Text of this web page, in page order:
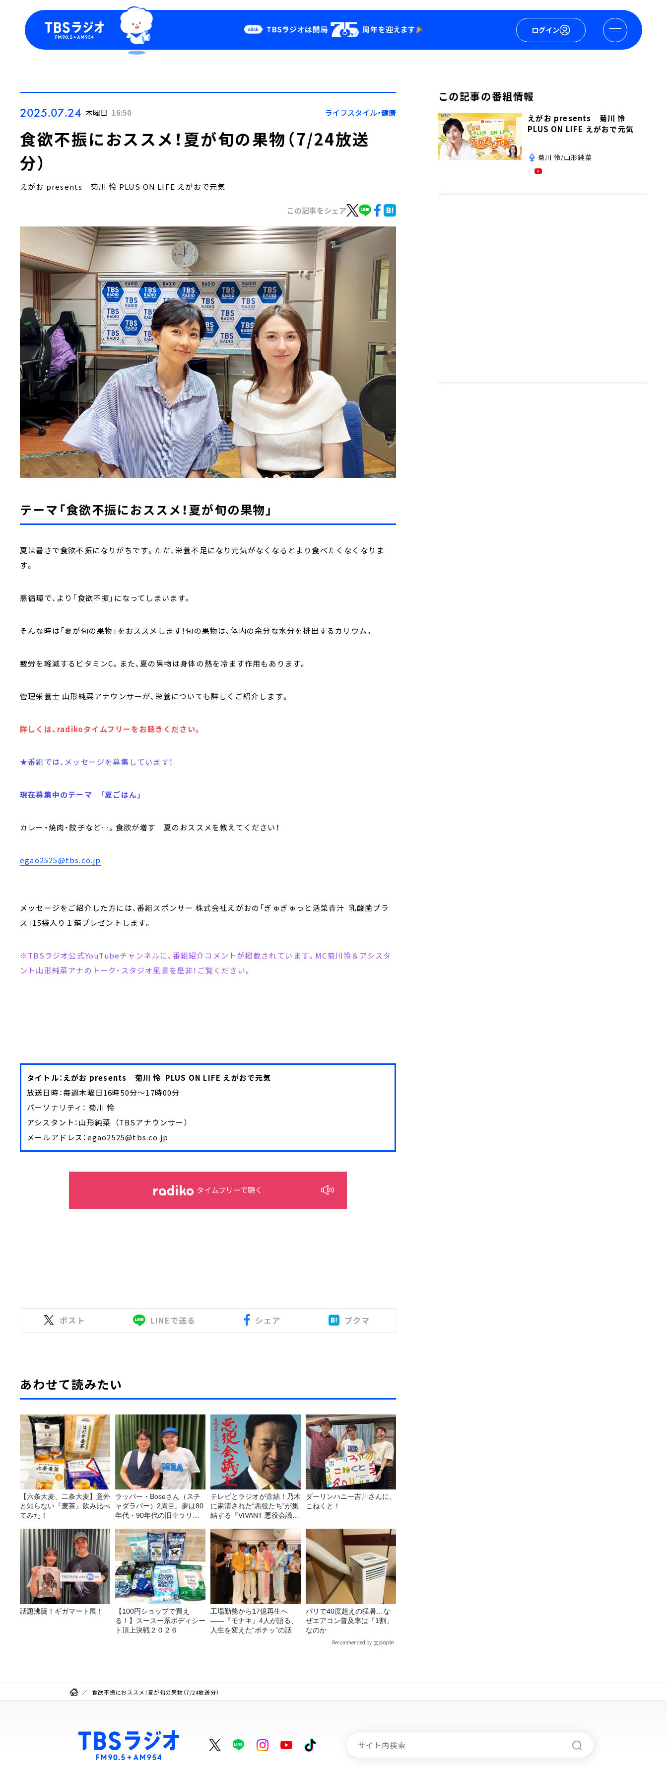
ログイン
Podcast
YouTube
会社情報
2025.07.24 木曜日 16:50 ライフスタイル・健康
食欲不振におススメ！夏が旬の果物（7/24放送
分）
えがお presents 菊川 怜 PLUS ON LIFE えがおで元気
この記事をシェア
テーマ「食欲不振におススメ！夏が旬の果物」
夏は暑さで食欲不振になりがちです。ただ、栄養不足になり元気がなくなるとより食べたくなくなりま
す。
悪循環で、より「食欲不振」になってしまいます。
そんな時は「夏が旬の果物」をおススメします！旬の果物は、体内の余分な水分を排出するカリウム。
疲労を軽減するビタミンC。また、夏の果物は身体の熱を冷ます作用もあります。
管理栄養士 山形純菜アナウンサーが、栄養についても詳しくご紹介します。
詳しくは、radikoタイムフリーをお聴きください。
★番組では、メッセージを募集しています！
現在募集中のテーマ 「夏ごはん」
カレー・焼肉・餃子など…。食欲が増す 夏のおススメを教えてください！
egao2525@tbs.co.jp
メッセージをご紹介した方には、番組スポンサー 株式会社えがおの「ぎゅぎゅっと活菜青汁 乳酸菌プラ
ス」15袋入り１箱プレゼントします。
※TBSラジオ公式YouTubeチャンネルに、番組紹介コメントが掲載されています。MC菊川怜＆アシスタ
ント山形純菜アナのトーク・スタジオ風景を是非！ご覧ください。
タイトル：えがお presents 菊川 怜 PLUS ON LIFE えがおで元気
放送日時：毎週木曜日16時50分～17時00分
パーソナリティ： 菊川 怜
アシスタント：山形純菜 （TBSアナウンサー）
メールアドレス：egao2525@tbs.co.jp
タイムフリーで聴く
ポスト LINEで送る シェア ブクマ
あわせて読みたい
【六条大麦、二条大麦】意外
と知らない『麦茶』飲み比べ
てみた！
ラッパー・Boseさん（スチ
ャダラパー）2周目。夢は80
年代・90年代の旧車ラリ
テレビとラジオが直結！乃木
に粛清された“悪役たち”が集
結する『VIVANT 悪役会議
ダーリンハニー吉川さんに、
こねくと！
話題沸騰！ギガマート展！
【100円ショップで買え
る！】スースー系ボディシー
ト頂上決戦２０２６
工場勤務から17億再生へ
——『モナキ』4人が語る、
人生を変えた“ポチッ”の話
パリで40度超えの猛暑…な
ぜエアコン普及率は「1割」
なのか
Recommended by
この記事の番組情報
えがお presents 菊川 怜
PLUS ON LIFE えがおで元気
菊川 怜/山形純菜
食欲不振におススメ！夏が旬の果物（7/24放送分）